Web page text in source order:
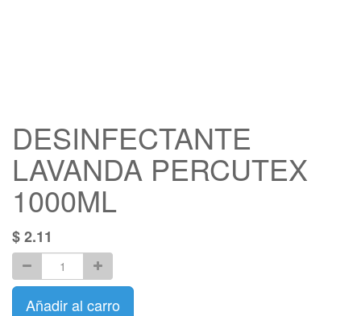
DESINFECTANTE
LAVANDA PERCUTEX
1000ML
$2.11
Añadir al carro